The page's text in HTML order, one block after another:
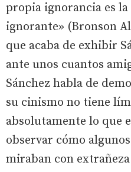
propia ignorancia es
ignorante» (Bronson
que acaba de exhibir
ante unos cuantos
Sánchez habla de
su cinismo no tiene
absolutamente lo que
observar cómo
miraban con